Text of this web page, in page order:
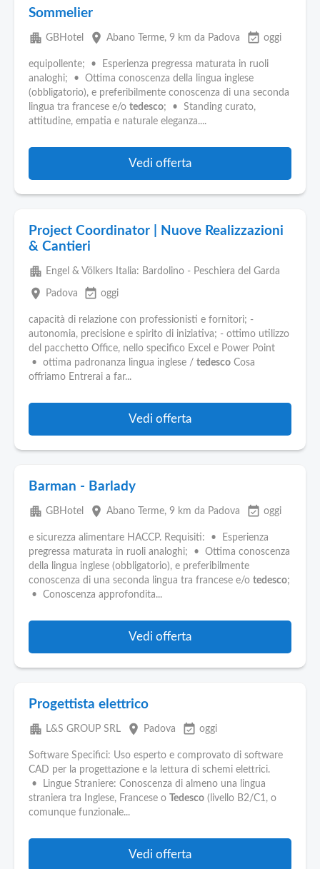
Sommelier
apartment GBHotel place Abano Terme, 9 km da Padova event_available oggi
equipollente; • Esperienza pregressa maturata in ruoli
analoghi; • Ottima conoscenza della lingua inglese
(obbligatorio), e preferibilmente conoscenza di una seconda
lingua tra francese e/o tedesco; • Standing curato,
attitudine, empatia e naturale eleganza....
Vedi offerta
Project Coordinator | Nuove Realizzazioni
& Cantieri
apartment Engel & Völkers Italia: Bardolino - Peschiera del Garda
place Padova event_available oggi
capacità di relazione con professionisti e fornitori; -
autonomia, precisione e spirito di iniziativa; - ottimo utilizzo
del pacchetto Office, nello specifico Excel e Power Point
• ottima padronanza lingua inglese / tedesco Cosa
offriamo Entrerai a far...
Vedi offerta
Barman - Barlady
apartment GBHotel place Abano Terme, 9 km da Padova event_available oggi
e sicurezza alimentare HACCP. Requisiti: • Esperienza
pregressa maturata in ruoli analoghi; • Ottima conoscenza
della lingua inglese (obbligatorio), e preferibilmente
conoscenza di una seconda lingua tra francese e/o tedesco;
• Conoscenza approfondita...
Vedi offerta
Progettista elettrico
apartment L&S GROUP SRL place Padova event_available oggi
Software Specifici: Uso esperto e comprovato di software
CAD per la progettazione e la lettura di schemi elettrici.
• Lingue Straniere: Conoscenza di almeno una lingua
straniera tra Inglese, Francese o
Tedesco (livello B2/C1, o
comunque funzionale...
Vedi offerta